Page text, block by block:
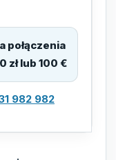
połączenia
zł lub 100 €
982 982